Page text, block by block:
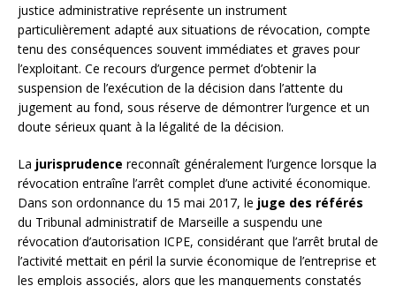
justice administrative représente un instrument
particulièrement adapté aux situations de révocation, compte
tenu des conséquences souvent immédiates et graves pour
l’exploitant. Ce recours d’urgence permet d’obtenir la
suspension de l’exécution de la décision dans l’attente du
jugement au fond, sous réserve de démontrer l’urgence et un
doute sérieux quant à la légalité de la décision.
La jurisprudence reconnaît généralement l’urgence lorsque la
révocation entraîne l’arrêt complet d’une activité économique.
Dans son ordonnance du 15 mai 2017, le juge des référés
du Tribunal administratif de Marseille a suspendu une
révocation d’autorisation ICPE, considérant que l’arrêt brutal de
l’activité mettait en péril la survie économique de l’entreprise et
les emplois associés, alors que les manquements constatés